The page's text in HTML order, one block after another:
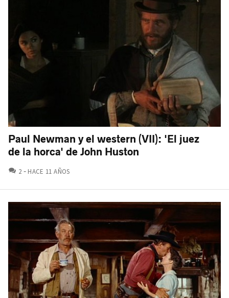
Paul Newman y el western (VII): 'El juez
de la horca' de John Huston
2 COMENTARIOS
HACE 11 AÑOS